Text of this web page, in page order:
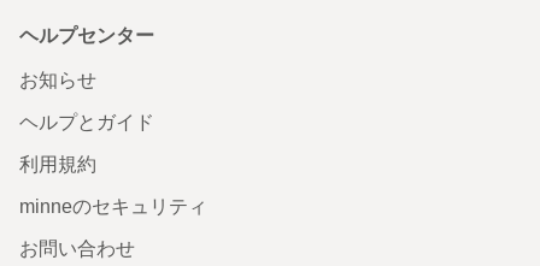
ヘルプセンター
お知らせ
ヘルプとガイド
利用規約
minneのセキュリティ
お問い合わせ